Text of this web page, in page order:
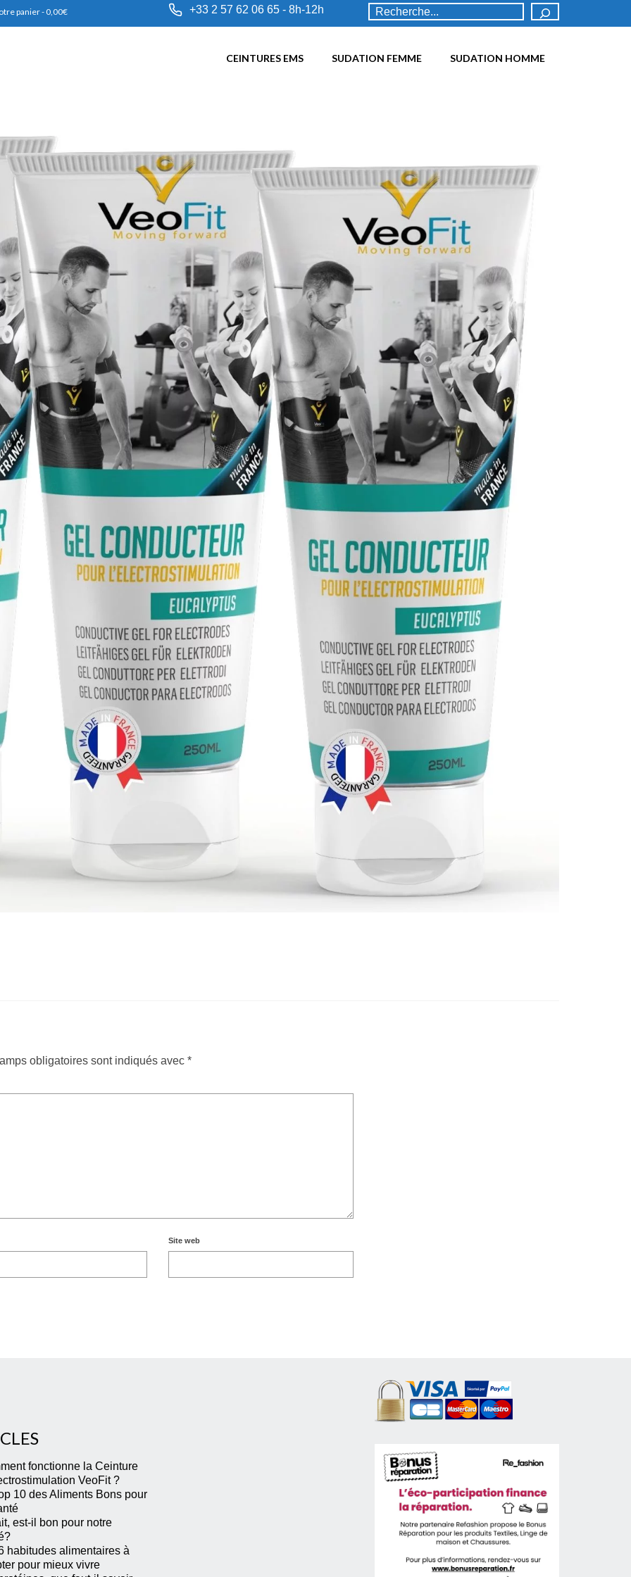
panier-0,00€ +33 2 57 62 06 65 - 8h-12h
e
e
CEINTURES EMS SUDATION FEMME SUDATION HOMME
obligatoires sont indiqués avec *
Site web
fonctionne la Ceinture
VeoFit ?
10 des Aliments Bons pour
est-il bon pour notre
habitudes alimentaires à
pour mieux vivre